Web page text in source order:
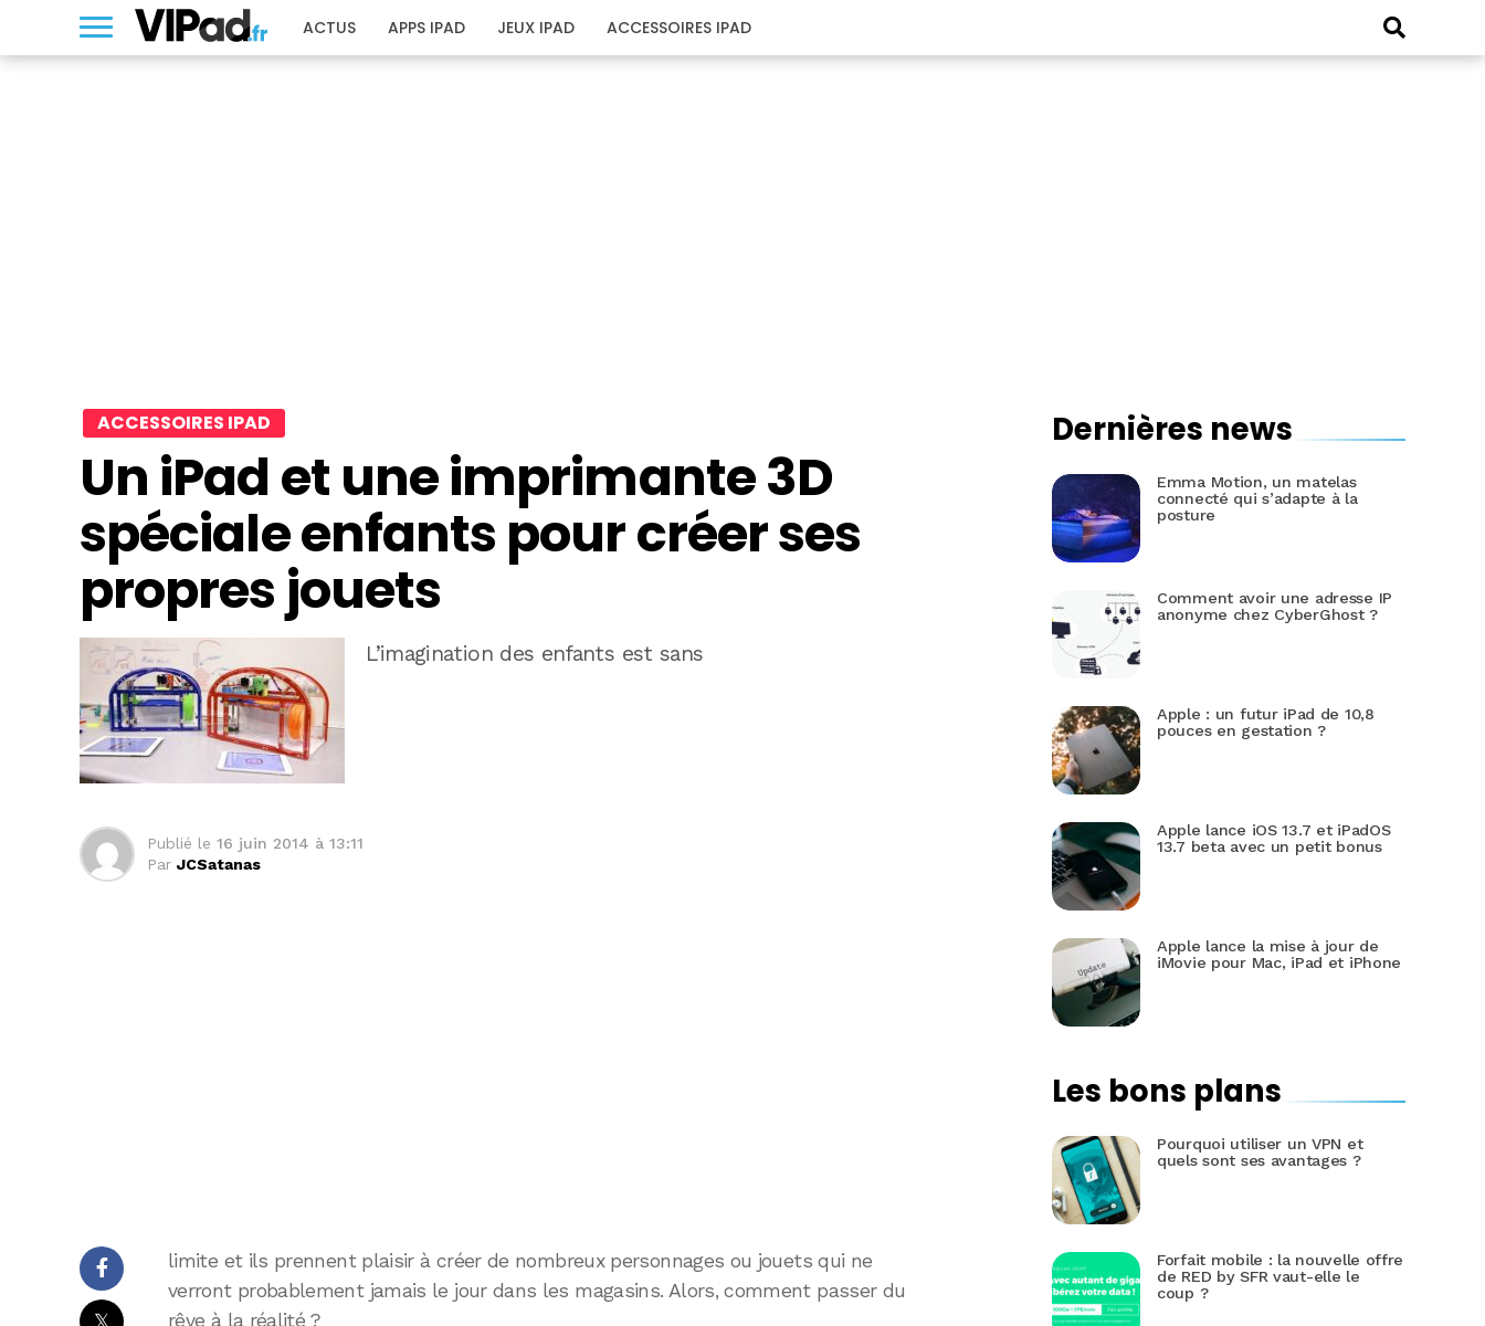
ACTUS APPS IPAD JEUX IPAD ACCESSOIRES IPAD
ACCESSOIRES IPAD
Un iPad et une imprimante 3D
spéciale enfants pour créer ses
propres jouets
L’imagination des enfants est sans
Publié le 16 juin 2014 à 13:11
Par JCSatanas
𝕏
limite et ils prennent plaisir à créer de nombreux personnages ou jouets qui ne
verront probablement jamais le jour dans les magasins. Alors, comment passer du
rêve à la réalité ?
Dernières news
Emma Motion, un matelas
connecté qui s’adapte à la
posture
Comment avoir une adresse IP
anonyme chez CyberGhost ?
Apple : un futur iPad de 10,8
pouces en gestation ?
Apple lance iOS 13.7 et iPadOS
13.7 beta avec un petit bonus
Apple lance la mise à jour de
iMovie pour Mac, iPad et iPhone
Les bons plans
Pourquoi utiliser un VPN et
quels sont ses avantages ?
Forfait mobile : la nouvelle offre
de RED by SFR vaut-elle le
coup ?